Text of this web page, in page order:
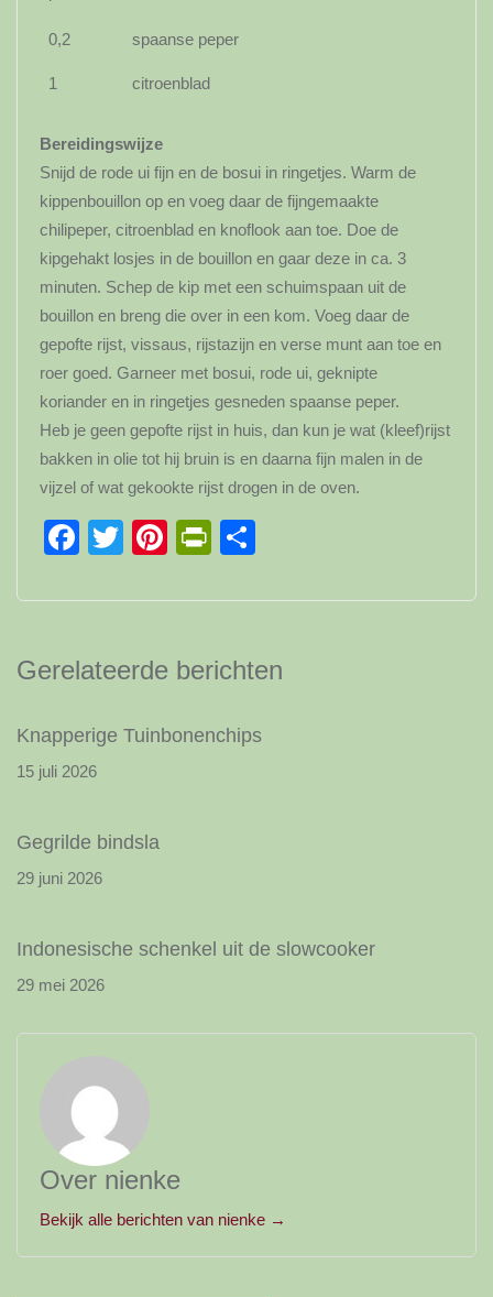
0,2 spaanse peper
1 citroenblad
Bereidingswijze
Snijd de rode ui fijn en de bosui in ringetjes. Warm de
kippenbouillon op en voeg daar de fijngemaakte
chilipeper, citroenblad en knoflook aan toe. Doe de
kipgehakt losjes in de bouillon en gaar deze in ca. 3
minuten. Schep de kip met een schuimspaan uit de
bouillon en breng die over in een kom. Voeg daar de
gepofte rijst, vissaus, rijstazijn en verse munt aan toe en
roer goed. Garneer met bosui, rode ui, geknipte
koriander en in ringetjes gesneden spaanse peper.
Heb je geen gepofte rijst in huis, dan kun je wat (kleef)rijst
bakken in olie tot hij bruin is en daarna fijn malen in de
vijzel of wat gekookte rijst drogen in de oven.
Facebook
TwitterPinterest
PrintFriendly
Gerelateerde berichten
Knapperige Tuinbonenchips
15 juli 2026
Gegrilde bindsla
29 juni 2026
Indonesische schenkel uit de slowcooker
29 mei 2026
Over nienke
Bekijk alle berichten van nienke →